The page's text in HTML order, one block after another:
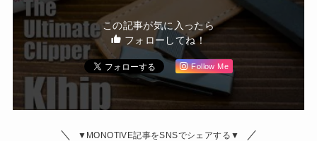
この記事が気に入ったら
フォローしてね！
Follow Me
▼MONOTIVE記事をSNSでシェアする▼